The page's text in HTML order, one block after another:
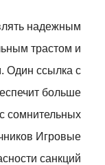
надежным
трастом и
Один ссылка с
больше
сомнительных
Игровые
санкций.